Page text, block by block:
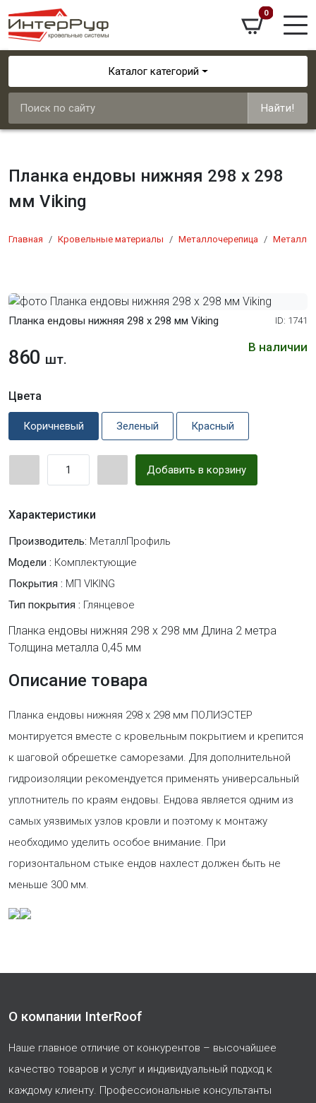
0
Каталог категорий
Найти!
Планка ендовы нижняя 298 х 298
мм Viking
Главная Кровельные материалы Металлочерепица
Планка ендовы нижняя 298 х 298 мм Viking ID: 1741
В наличии
860 шт.
Цвета
Коричневый Зеленый Красный
Добавить в корзину
Характеристики
Производитель: МеталлПрофиль
Модели : Комплектующие
Покрытия : МП VIKING
Тип покрытия : Глянцевое
Планка ендовы нижняя 298 х 298 мм Длина 2 метра
Толщина металла 0,45 мм
Описание товара
Планка ендовы нижняя 298 х 298 мм ПОЛИЭСТЕР
монтируется вместе с кровельным покрытием и крепится
к шаговой обрешетке саморезами. Для дополнительной
гидроизоляции рекомендуется применять универсальный
уплотнитель по краям ендовы. Ендова является одним из
самых уязвимых узлов кровли и поэтому к монтажу
необходимо уделить особое внимание. При
горизонтальном стыке ендов нахлест должен быть не
меньше 300 мм.
О компании InterRoof
Наше главное отличие от конкурентов – высочайшее
качество товаров и услуг и индивидуальный подход к
каждому клиенту. Профессиональные консультанты